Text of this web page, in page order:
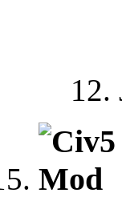
12.